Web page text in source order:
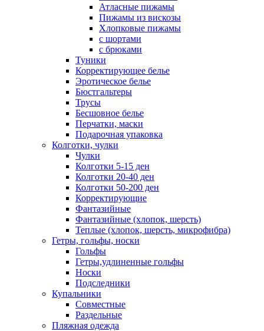
Атласные пижамы
Пижамы из вискозы
Хлопковые пижамы
с шортами
с брюками
Туники
Корректирующее белье
Эротическое белье
Бюстгальтеры
Трусы
Бесшовное белье
Перчатки, маски
Подарочная упаковка
Колготки, чулки
Чулки
Колготки 5-15 ден
Колготки 20-40 ден
Колготки 50-200 ден
Корректирующие
Фантазийные
Фантазийные (хлопок, шерсть)
Теплые (хлопок, шерсть, микрофибра)
Гетры, гольфы, носки
Гольфы
Гетры,удлиненные гольфы
Носки
Подследники
Купальники
Совместные
Раздельные
Пляжная одежда